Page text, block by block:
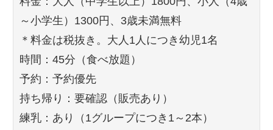
～小学生）1300円、3歳未満無料
＊料金は税抜き。大人1人につき幼児1名
時間：45分（食べ放題）
予約：予約優先
持ち帰り：要確認（販売あり）
練乳：あり（1グループにつき1～2本）